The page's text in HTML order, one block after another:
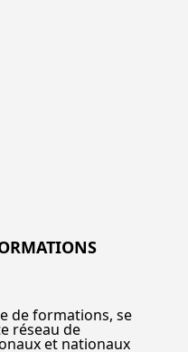
de formations, se
réseau de
et nationaux